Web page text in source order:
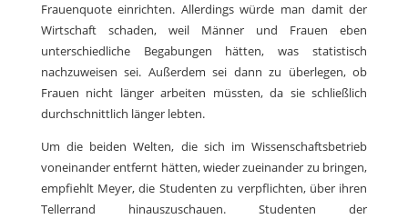
Frauenquote einrichten. Allerdings würde man damit der
Wirtschaft schaden, weil Männer und Frauen eben
unterschiedliche Begabungen hätten, was statistisch
nachzuweisen sei. Außerdem sei dann zu überlegen, ob
Frauen nicht länger arbeiten müssten, da sie schließlich
durchschnittlich länger lebten.
Um die beiden Welten, die sich im Wissenschaftsbetrieb
voneinander entfernt hätten, wieder zueinander zu bringen,
empfiehlt Meyer, die Studenten zu verpflichten, über ihren
Tellerrand hinauszuschauen. Studenten der